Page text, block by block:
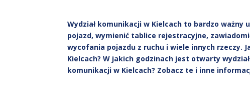
Wydział komunikacji w Kielcach to bardzo
pojazd, wymienić tablice rejestracyjne,
wycofania pojazdu z ruchu i wiele innych rzeczy.
Kielcach? W jakich godzinach jest otwarty
komunikacji w Kielcach? Zobacz te i inne